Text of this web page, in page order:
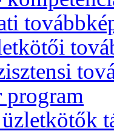
program